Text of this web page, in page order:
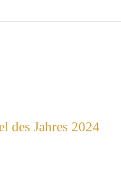
des Jahres 2024